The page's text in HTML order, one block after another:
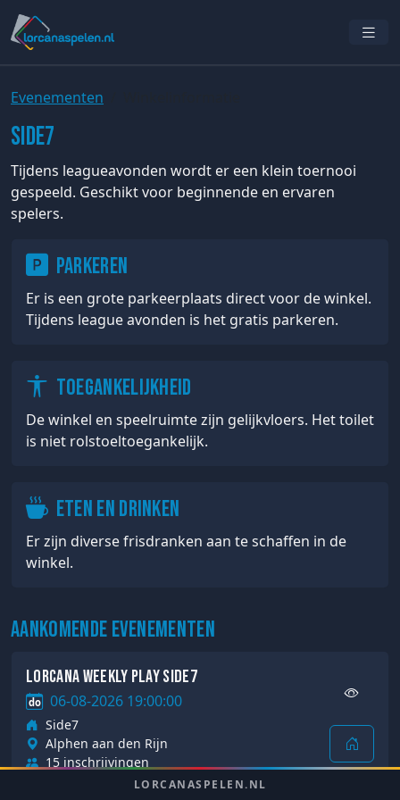
Evenementen
Side7
Tijdens leagueavonden wordt er een klein toernooi
gespeeld. Geschikt voor beginnende en ervaren
spelers.
Parkeren
Er is een grote parkeerplaats direct voor de winkel.
Tijdens league avonden is het gratis parkeren.
Toegankelijkheid
De winkel en speelruimte zijn gelijkvloers. Het toilet
is niet rolstoeltoegankelijk.
Eten en drinken
Er zijn diverse frisdranken aan te schaffen in de
winkel.
Aankomende evenementen
Lorcana Weekly Play Side7
do 06-08-2026 19:00:00
Side7
Alphen aan den Rijn
15 inschrijvingen
LORCANASPELEN.NL